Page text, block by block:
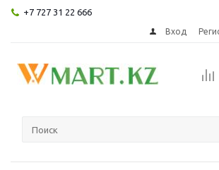
+7 727 31 22 666
Вход